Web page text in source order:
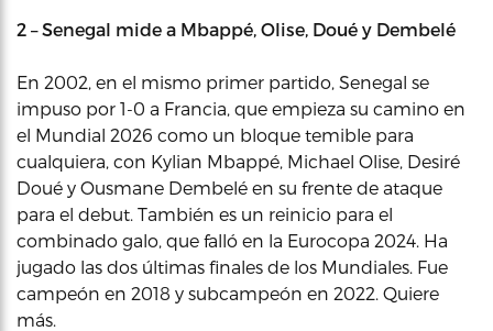
2 – Senegal mide a Mbappé, Olise, Doué y Dembelé
En 2002, en el mismo primer partido, Senegal se
impuso por 1-0 a Francia, que empieza su camino en
el Mundial 2026 como un bloque temible para
cualquiera, con Kylian Mbappé, Michael Olise, Desiré
Doué y Ousmane Dembelé en su frente de ataque
para el debut. También es un reinicio para el
combinado galo, que falló en la Eurocopa 2024. Ha
jugado las dos últimas finales de los Mundiales. Fue
campeón en 2018 y subcampeón en 2022. Quiere
más.